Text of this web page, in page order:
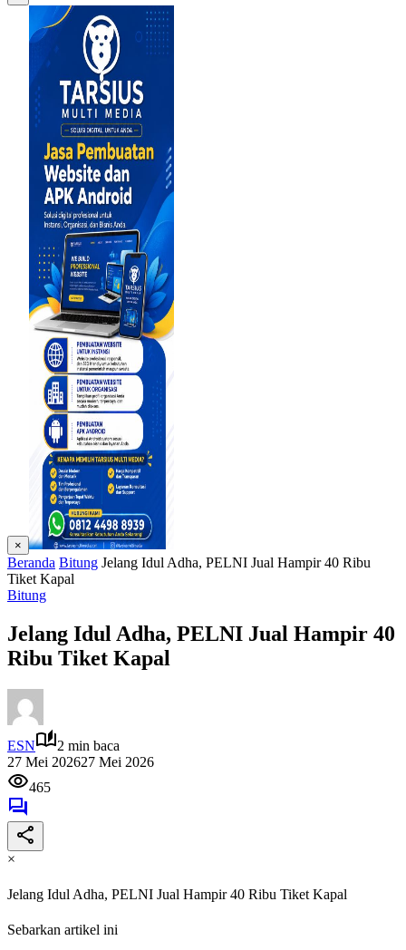
×
Beranda Bitung Jelang Idul Adha, PELNI Jual Hampir 40 Ribu
Tiket Kapal
Bitung
Jelang Idul Adha, PELNI Jual Hampir 40
Ribu Tiket Kapal
ESN
2 min baca
27 Mei 202627 Mei 2026
465
×
Jelang Idul Adha, PELNI Jual Hampir 40 Ribu Tiket Kapal
Sebarkan artikel ini